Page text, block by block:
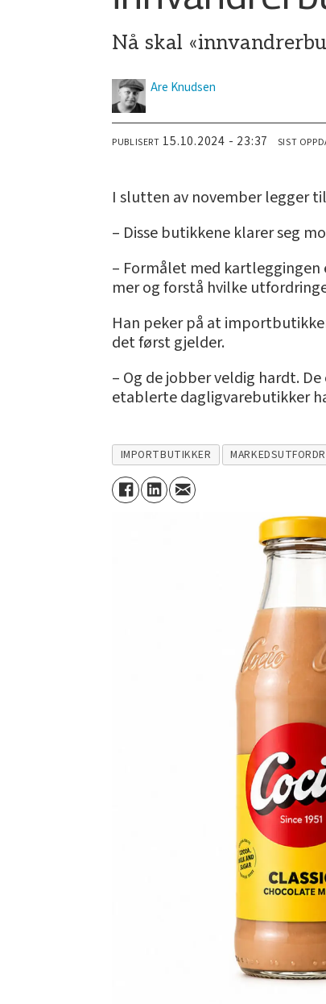
Nå skal
Are Knudsen
PUBLISERT 15.10.2024 - 23:37 SIST
I slutten av november legger
– Disse butikkene klarer seg
– Formålet med kartleggingen
mer og forstå hvilke
Han peker på at
det først gjelder.
– Og de jobber veldig hardt.
etablerte dagligvarebutikker
IMPORTBUTIKKER